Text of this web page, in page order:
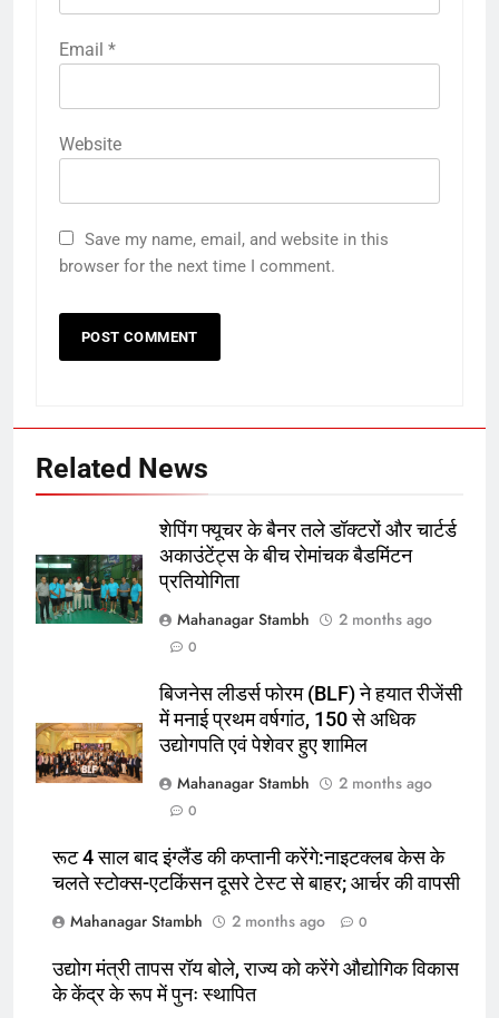
Email *
Website
Save my name, email, and website in this
browser for the next time I comment.
Related News
शेपिंग फ्यूचर के बैनर तले डॉक्टरों और चार्टर्ड
अकाउंटेंट्स के बीच रोमांचक बैडमिंटन
प्रतियोगिता
Mahanagar Stambh
2 months ago
0
बिजनेस लीडर्स फोरम (BLF) ने हयात रीजेंसी
में मनाई प्रथम वर्षगांठ, 150 से अधिक
उद्योगपति एवं पेशेवर हुए शामिल
Mahanagar Stambh
2 months ago
0
रूट 4 साल बाद इंग्लैंड की कप्तानी करेंगे:नाइटक्लब केस के
चलते स्टोक्स-एटकिंसन दूसरे टेस्ट से बाहर; आर्चर की वापसी
Mahanagar Stambh
2 months ago 0
उद्योग मंत्री तापस रॉय बोले, राज्य को करेंगे औद्योगिक विकास
के केंद्र के रूप में पुनः स्थापित
रूट 4 साल बाद इंग्लैंड की कप्तानी
करेंगे:नाइटक्लब केस के चलते स्टोक्स-
एटकिंसन दूसरे टेस्ट से बाहर; आर्चर की
वापसी
क्रिकेट
अररिया में ‘जीरो ऑफिस डे’ अभियान
शुरू:उप विकास आयुक्त ने ग्रामीणों से जॉब
कार्ड बनाने की अपील, कल भी आयोजन
पूर्व राज्य
बहा:दर्जनों गांवों का संपर्क टूटा, 12 KM
लंबी दूरी तय कर रहे लोग
पूर्व राज्य
रूट 4 साल बाद इंग्लैंड की कप्तानी
करेंगे:नाइटक्लब केस के चलते स्टोक्स-